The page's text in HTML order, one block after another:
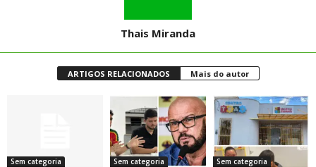
Thais Miranda
ARTIGOS RELACIONADOS Mais do autor
Sem categoria Sem categoria Sem categoria